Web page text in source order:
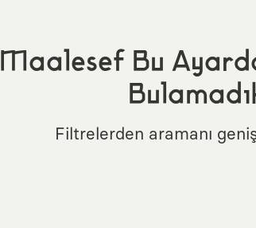
Maalesef Bu
Filtrelerden aramanı